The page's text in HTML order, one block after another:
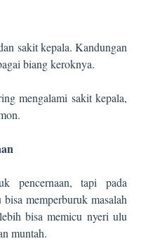
sakit kepala. Kandungan
biang keroknya.
mengalami sakit kepala,
pencernaan, tapi pada
memperburuk masalah
bisa memicu nyeri ulu
muntah.